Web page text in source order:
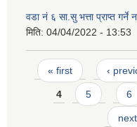
वडा नं ६ सा.सु भत्ता प्राप्त गर्ने
मिति: 04/04/2022 - 13:53
Pages
« first ‹
4 5 6